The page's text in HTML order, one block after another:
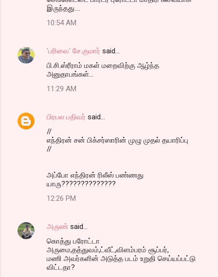
இருந்தது....
10:54 AM
'பரிவை' சே.குமார் said…
பி.சி.ஸ்ரீராம் மகள் மறைவிற்கு ஆழ்ந்த
அனுதாபங்கள்...
11:29 AM
பிரபல பதிவர் said…
//
எந்திரன் சன் பிக்சர்ஸாரின் முழு முதல் தயாரிப்பு
//
அப்போ எந்திரன் ரிலீஸ் பண்ணது
யாரு??????????????
12:26 PM
அருண் said…
கொத்து பரோட்டா
அருமை,தத்துவம்,ட்வீட்,விளம்பரம் சூப்பர்,
மணி அவர்களின் அடுத்த படம் உறுதி செய்யப்பட்டு
விட்டதா?